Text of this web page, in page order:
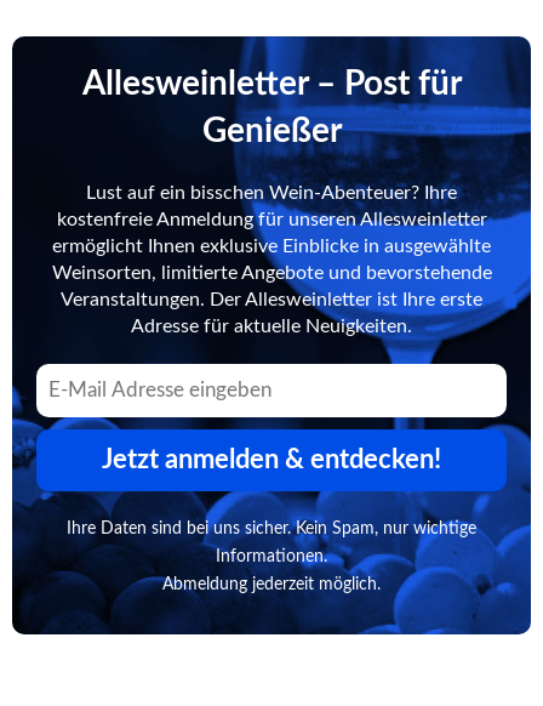
Allesweinletter – Post für
Genießer
Lust auf ein bisschen Wein-Abenteuer? Ihre
kostenfreie Anmeldung für unseren Allesweinletter
ermöglicht Ihnen exklusive Einblicke in ausgewählte
Weinsorten, limitierte Angebote und bevorstehende
Veranstaltungen. Der Allesweinletter ist Ihre erste
Adresse für aktuelle Neuigkeiten.
Jetzt anmelden & entdecken!
Ihre Daten sind bei uns sicher. Kein Spam, nur wichtige
Informationen.
Abmeldung jederzeit möglich.